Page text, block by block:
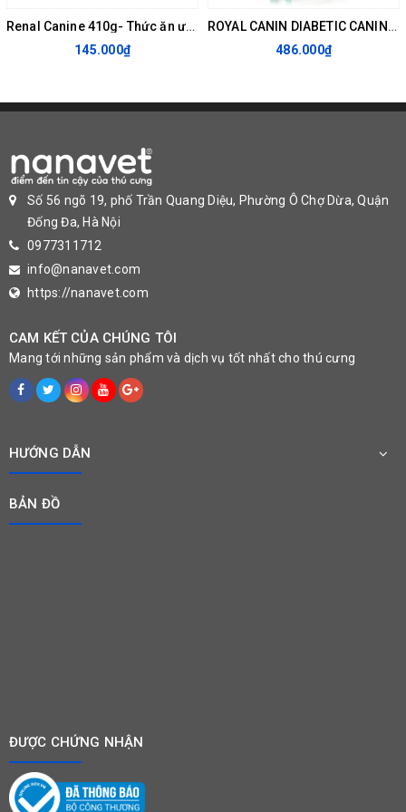
Tro thô: 5.90%
Vitamin + khoáng chất
Protein gia cầm khô, bột ngô, ngô, bột mì, động vật, protein thịt lợn mất
nước, lúa protein động vật thủy phân, bột củ cải, đường dầu cá, dầu đậu
nành, nấm men, các khoáng chất, men thủy phân ( nguồn manno-oligo-
sacarit)
Renal Canine 410g- Thức ăn ướt hỗ trợ chức năng thận cho chó
145.000₫
ROYAL CANIN DIABETIC CANINE 1.5kg - THỨC ĂN CHO CHÓ BỊ TIỂU ĐƯỜNG
486.000₫
Số 56 ngõ 19, phố Trần Quang Diệu, Phường Ô Chợ Dừa, Quận
Đống Đa, Hà Nội
0977311712
info@nanavet.com
https://nanavet.com
CAM KẾT CỦA CHÚNG TÔI
Mang tới những sản phẩm và dịch vụ tốt nhất cho thú cưng
HƯỚNG DẪN
BẢN ĐỒ
ĐƯỢC CHỨNG NHẬN